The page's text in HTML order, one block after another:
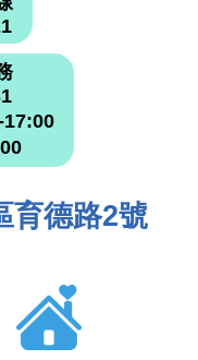
17:00
育德路2號